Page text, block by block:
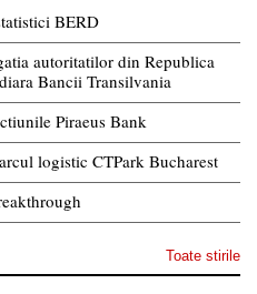
BERD
autoritatilor din Republica
Bancii Transilvania
Piraeus Bank
logistic CTPark Bucharest
Toate stirile